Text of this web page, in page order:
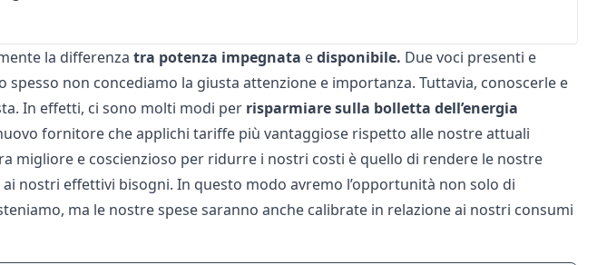
la differenza tra potenza impegnata edisponibile. Due voci presenti e
non concediamo la giusta attenzione e importanza. Tuttavia, conoscerle e
In effetti, ci sono molti modi per risparmiare sulla bolletta dell’energia
fornitore che applichi tariffe più vantaggiose rispetto alle nostre attuali
migliore e coscienzioso per ridurre i nostri costi è quello di rendere le nostre
nostri effettivi bisogni. In questo modo avremo l’opportunità non solo di
ma le nostre spese saranno anche calibrate in relazione ai nostri consumi